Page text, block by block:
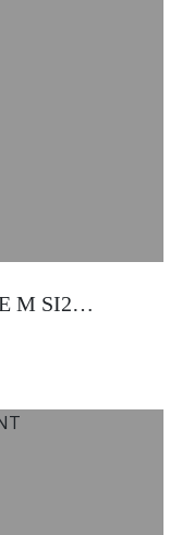
M SI2